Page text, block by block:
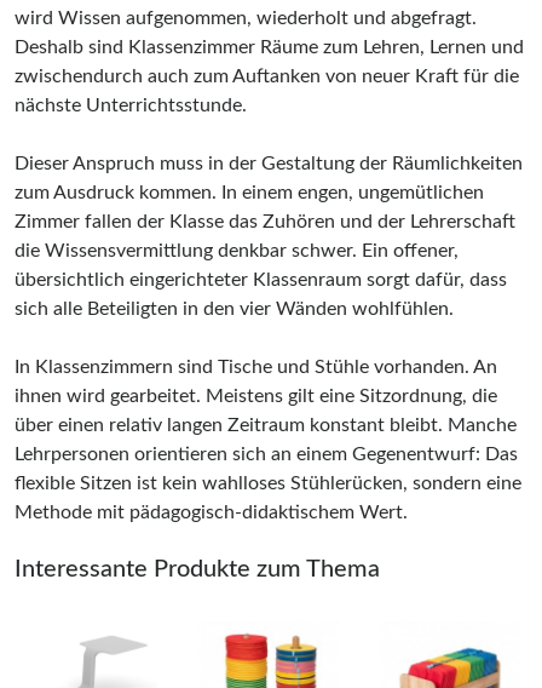
wird Wissen aufgenommen, wiederholt und abgefragt.
Deshalb sind Klassenzimmer Räume zum Lehren, Lernen und
zwischendurch auch zum Auftanken von neuer Kraft für die
nächste Unterrichtsstunde.
Dieser Anspruch muss in der Gestaltung der Räumlichkeiten
zum Ausdruck kommen. In einem engen, ungemütlichen
Zimmer fallen der Klasse das Zuhören und der Lehrerschaft
die Wissensvermittlung denkbar schwer. Ein offener,
übersichtlich eingerichteter Klassenraum sorgt dafür, dass
sich alle Beteiligten in den vier Wänden wohlfühlen.
In Klassenzimmern sind Tische und Stühle vorhanden. An
ihnen wird gearbeitet. Meistens gilt eine Sitzordnung, die
über einen relativ langen Zeitraum konstant bleibt. Manche
Lehrpersonen orientieren sich an einem Gegenentwurf: Das
flexible Sitzen ist kein wahlloses Stühlerücken, sondern eine
Methode mit pädagogisch-didaktischem Wert.
Interessante Produkte zum Thema